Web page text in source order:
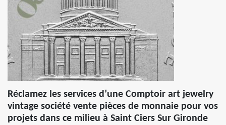
Réclamez les services d’une Comptoir art jewelry
vintage société vente pièces de monnaie pour vos
projets dans ce milieu à Saint Ciers Sur Gironde